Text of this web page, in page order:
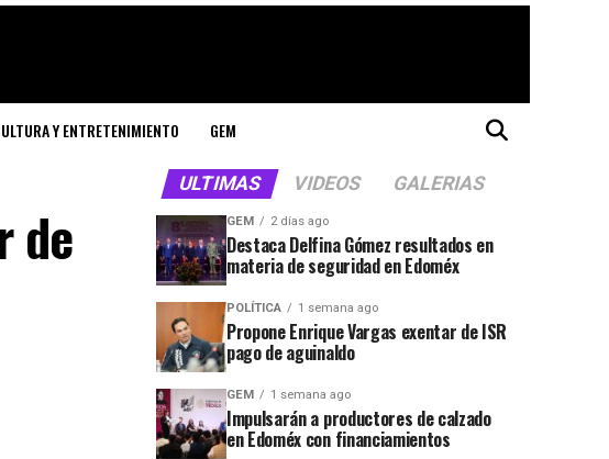
Y ENTRETENIMIENTO GEM
de
ULTIMAS VIDEOS GALERIAS
GEM 2 días ago
Destaca Delfina Gómez resultados en
materia de seguridad en Edoméx
POLÍTICA 1 semana ago
Propone Enrique Vargas exentar de ISR
pago de aguinaldo
GEM 1 semana ago
Impulsarán a productores de calzado
en Edoméx con financiamientos